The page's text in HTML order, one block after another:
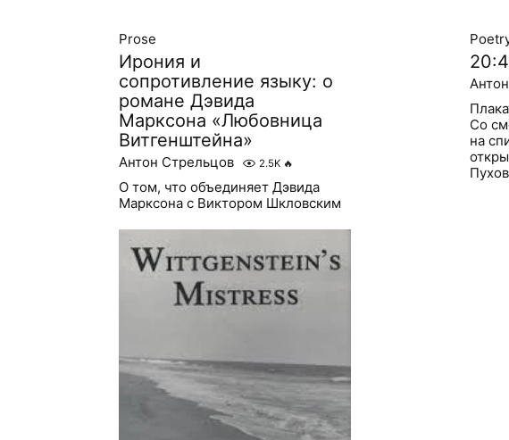
Prose
Ирония и
сопротивление языку: о
романе Дэвида
Марксона «Любовница
Витгенштейна»
Антон Стрельцов 2.5K 🔥
О том, что объединяет Дэвида
Марксона с Виктором Шкловским
Со
на